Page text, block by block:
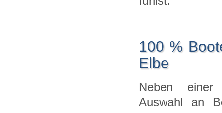
100 %
Elbe
Neben einer
Auswahl an